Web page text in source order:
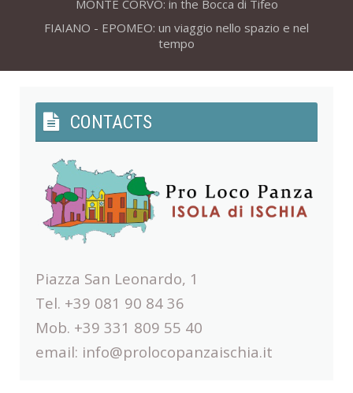
MONTE CORVO: in the Bocca di Tifeo
FIAIANO - EPOMEO: un viaggio nello spazio e nel
tempo
CONTACTS
Piazza San Leonardo, 1
Tel. +39 081 90 84 36
Mob. +39 331 809 55 40
email: info@prolocopanzaischia.it